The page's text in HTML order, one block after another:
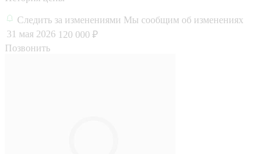
Следить за изменениями Мы сообщим об изменениях
31 мая 2026 120 000 ₽
Позвонить